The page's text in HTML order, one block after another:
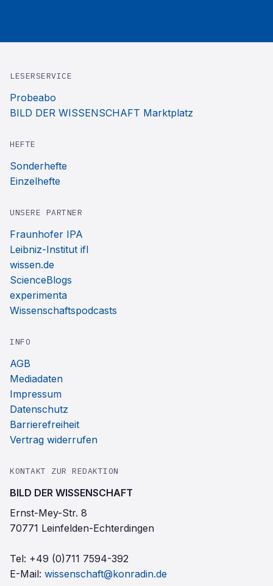
LESERSERVICE
Probeabo
BILD DER WISSENSCHAFT Marktplatz
HEFTE
Sonderhefte
Einzelhefte
UNSERE PARTNER
Fraunhofer IPA
Leibniz-Institut ifl
wissen.de
ScienceBlogs
experimenta
Wissenschaftspodcasts
INFO
AGB
Mediadaten
Impressum
Datenschutz
Barrierefreiheit
Vertrag widerrufen
KONTAKT ZUR REDAKTION
BILD DER WISSENSCHAFT
Ernst-Mey-Str. 8
70771 Leinfelden-Echterdingen
Tel: +49 (0)711 7594-392
E-Mail: wissenschaft@konradin.de